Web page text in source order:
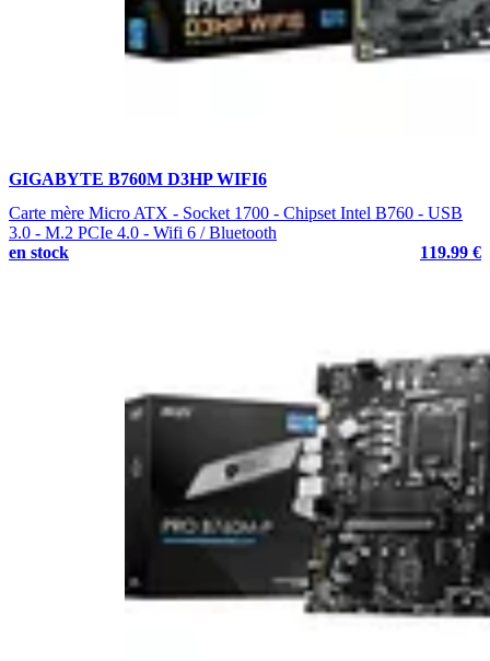
GIGABYTE B760M D3HP WIFI6
Carte mère Micro ATX - Socket 1700 - Chipset Intel B760 - USB
3.0 - M.2 PCIe 4.0 - Wifi 6 / Bluetooth
en stock
119.99 €